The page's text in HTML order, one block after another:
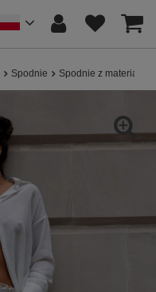
Spodnie Spodnie z materiału